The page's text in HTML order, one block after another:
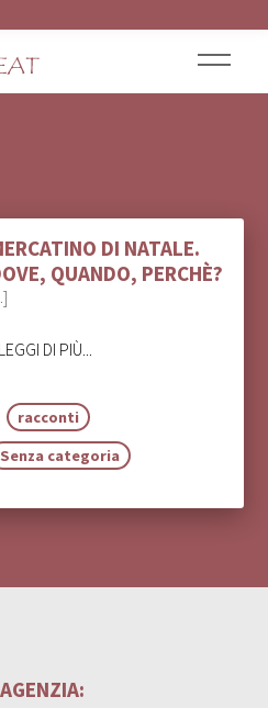
DI NATALE.
QUANDO, PERCHÈ?
LEGGI DI PIÙ...
racconti
Senza categoria